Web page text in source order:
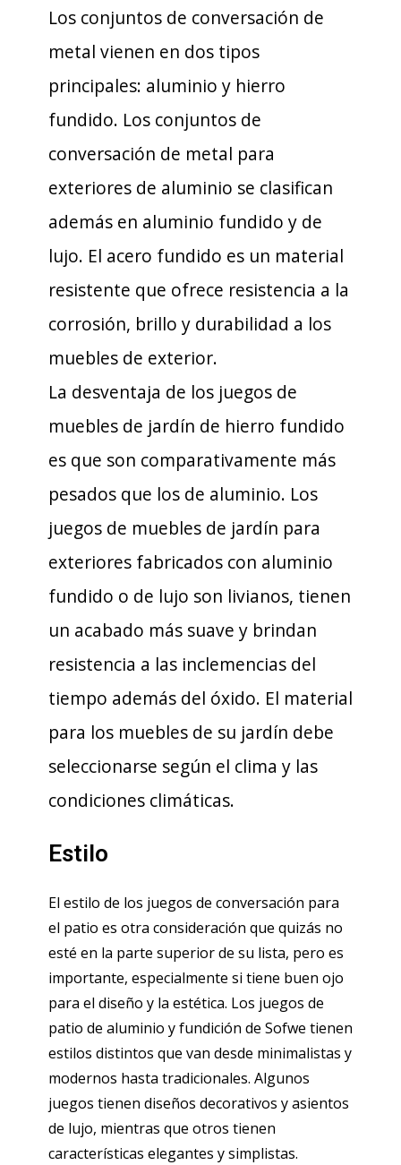
Los conjuntos de conversación de
metal vienen en dos tipos
principales: aluminio y hierro
fundido. Los conjuntos de
conversación de metal para
exteriores de aluminio se clasifican
además en aluminio fundido y de
lujo. El acero fundido es un material
resistente que ofrece resistencia a la
corrosión, brillo y durabilidad a los
muebles de exterior.
La desventaja de los juegos de
muebles de jardín de hierro fundido
es que son comparativamente más
pesados ​​que los de aluminio. Los
juegos de muebles de jardín para
exteriores fabricados con aluminio
fundido o de lujo son livianos, tienen
un acabado más suave y brindan
resistencia a las inclemencias del
tiempo además del óxido. El material
para los muebles de su jardín debe
seleccionarse según el clima y las
condiciones climáticas.
Estilo
El estilo de los juegos de conversación para
el patio es otra consideración que quizás no
esté en la parte superior de su lista, pero es
importante, especialmente si tiene buen ojo
para el diseño y la estética. Los juegos de
patio de aluminio y fundición de Sofwe tienen
estilos distintos que van desde minimalistas y
modernos hasta tradicionales. Algunos
juegos tienen diseños decorativos y asientos
de lujo, mientras que otros tienen
características elegantes y simplistas.